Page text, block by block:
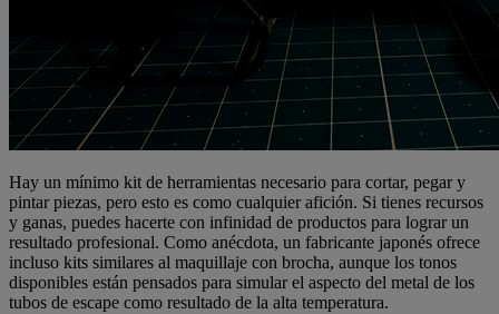
Hay un mínimo kit de herramientas necesario para cortar, pegar y
pintar piezas, pero esto es como cualquier afición. Si tienes recursos
y ganas, puedes hacerte con infinidad de productos para lograr un
resultado profesional. Como anécdota, un fabricante japonés ofrece
incluso kits similares al maquillaje con brocha, aunque los tonos
disponibles están pensados para simular el aspecto del metal de los
tubos de escape como resultado de la alta temperatura.